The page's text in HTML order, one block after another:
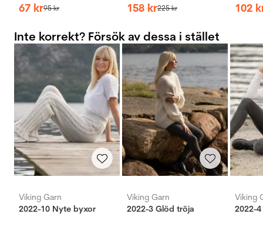
67 kr95kr 158 kr225kr 102
Inte korrekt? Försök av dessa i stället
Viking Garn
2022-10 Nyte byxor
Viking Garn
2022-3 Glöd tröja
Viking
2022-